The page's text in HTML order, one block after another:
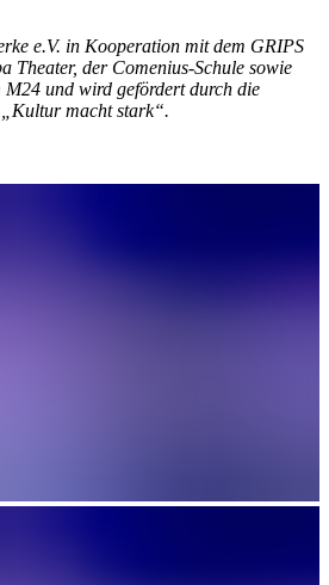
e.V. in Kooperation mit dem GRIPS
Theater, der Comenius-Schule sowie
und wird gefördert durch die
macht stark“.